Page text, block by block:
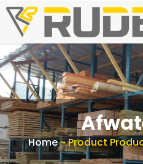
Home-Product